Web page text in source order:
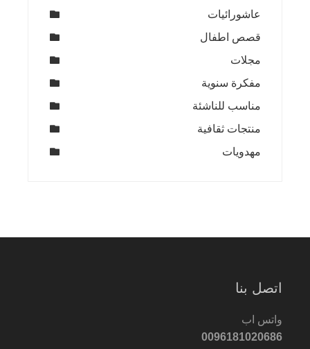
عاشورائيات
قصص اطفال
مجلات
مفكرة سنوية
مناسب للناشئة
منتجات ثقافية
مهدويات
اتصل بنا
واتس اب
0096181020686